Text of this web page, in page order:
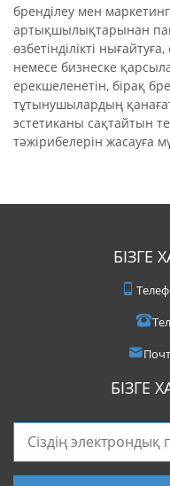
бренділеу мен маркетинг
артықшылықтарынан
өзбетінділікті
немесе бизнеске
ерекшеленетін, бірақ
тұтынушылардың
эстетиканы сақтайтын
тәжірибелерін жасауға
БІЗГЕ
БІЗГЕ